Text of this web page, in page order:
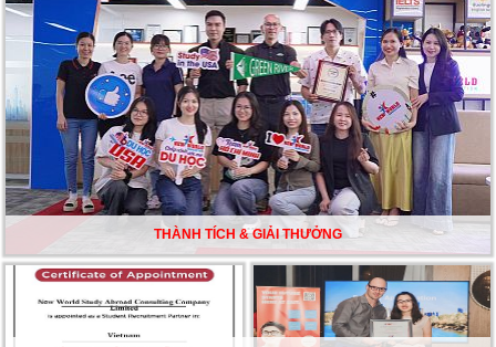
nền giáo dục hàng đầu
TƯ VẤN DU HỌC TOÀN DIỆN – BƯỚC ĐỆM VỮNG
CHẮC TỪ NEW WORLD EDUCATION
DU HỌC ÚC DẦN TRỞ THÀNH LỰA CHỌN HÀNG
ĐẦU CỦA DU HỌC SINH NĂM 2026 – VÀ TẤT CẢ
ĐỀU CÓ LÝ DO!!
CHẠM GIẤC MƠ DU HỌC MỸ – BẮT ĐẦU TỪ NGÀY
HỘI GHI DANH & SĂN HỌC BỔNG KỲ SPRING 2026
THÀNH TÍCH & GIẢI THƯỞNG